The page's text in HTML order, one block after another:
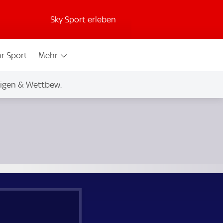
Sky Sport erleben
Sport Mehr
& Wettbew.